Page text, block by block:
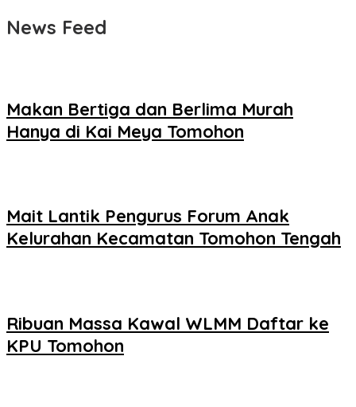
News Feed
Makan Bertiga dan Berlima Murah
Hanya di Kai Meya Tomohon
Mait Lantik Pengurus Forum Anak
Kelurahan Kecamatan Tomohon Tengah
Ribuan Massa Kawal WLMM Daftar ke
KPU Tomohon